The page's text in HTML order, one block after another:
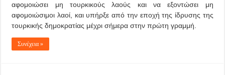
αφομοιώσει μη τουρκικούς λαούς και να εξοντώσει μη
αφομοιώσιμοι λαοί, και υπήρξε από την εποχή της ίδρυσης της
τουρκικής δημοκρατίας μέχρι σήμερα στην πρώτη γραμμή.
Συνέχεια »